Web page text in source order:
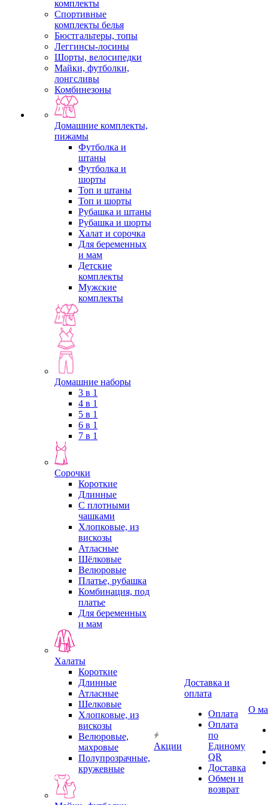
комплекты
Спортивные
комплекты белья
Бюстгальтеры, топы
Леггинсы-лосины
Шорты, велосипедки
Майки, футболки,
лонгсливы
Комбинезоны
Домашние комплекты,
пижамы
Футболка и
штаны
Футболка и
шорты
Топ и штаны
Топ и шорты
Рубашка и штаны
Рубашка и шорты
Халат и сорочка
Для беременных
и мам
Детские
комплекты
Мужские
комплекты
Домашние наборы
3 в 1
4 в 1
5 в 1
6 в 1
7 в 1
Сорочки
Короткие
Длинные
С плотными
чашками
Хлопковые, из
вискозы
Атласные
Шёлковые
Велюровые
Платье, рубашка
Комбинация, под
платье
Для беременных
и мам
Халаты
Короткие
Длинные
Атласные
Шелковые
Хлопковые, из
вискозы
Велюровые,
махровые
Полупрозрачные,
кружевные
Акции
Доставка и
оплата
Оплата
Оплата
по
Единому
QR
Доставка
Обмен и
возврат
О